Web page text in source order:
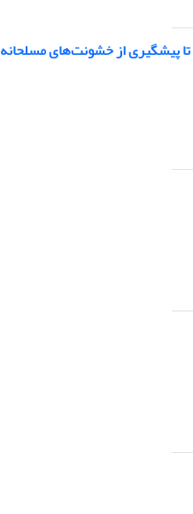
پیشگیری از خشونت‌های مسلحانه